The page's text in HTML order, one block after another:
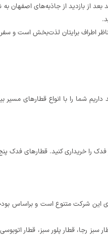
از بازدید از جاذبه‌های اصفهان
اطراف برایتان لذت‌بخش است و
شما را با انواع قطارهای مسیر
را خریداری کنید. قطارهای فدک
شرکت متنوع است و براساس
رجا، قطار پلور سبز، قطار